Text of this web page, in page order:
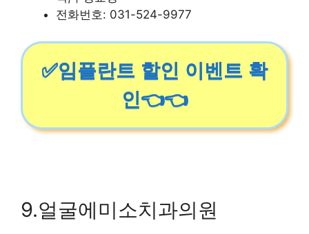
전화번호: 031-524-9977
✅임플란트 할인 이벤트 확
인👈👈
9.얼굴에미소치과의원